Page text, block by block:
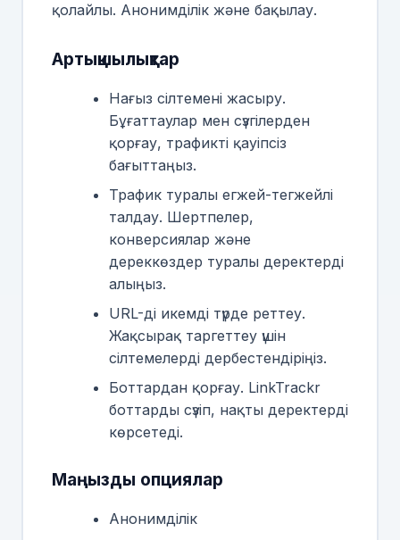
қолайлы. Анонимділік және бақылау.
Артықшылықтар
Нағыз сілтемені жасыру.
Бұғаттаулар мен сүзгілерден
қорғау, трафикті қауіпсіз
бағыттаңыз.
Трафик туралы егжей-тегжейлі
талдау. Шертпелер,
конверсиялар және
дереккөздер туралы деректерді
алыңыз.
URL-ді икемді түрде реттеу.
Жақсырақ таргеттеу үшін
сілтемелерді дербестендіріңіз.
Боттардан қорғау. LinkTrackr
боттарды сүзіп, нақты деректерді
көрсетеді.
Маңызды опциялар
Анонимділік